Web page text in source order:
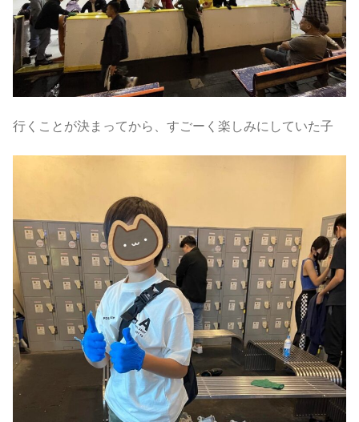
行くことが決まってから、すごーく楽しみにしていた子